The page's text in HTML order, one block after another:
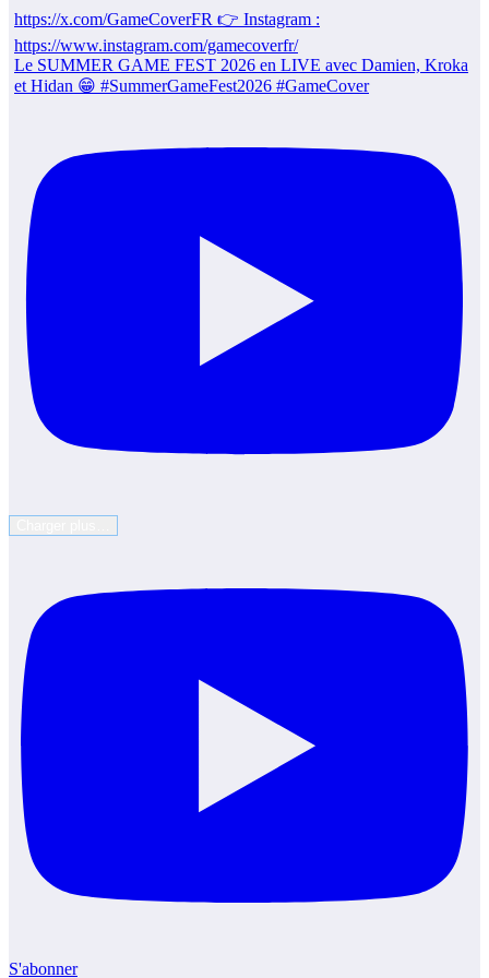
Le SUMMER GAME FEST 2026 en LIVE avec Damien, Kroka
et Hidan 😁 #SummerGameFest2026 #GameCover
S'abonner